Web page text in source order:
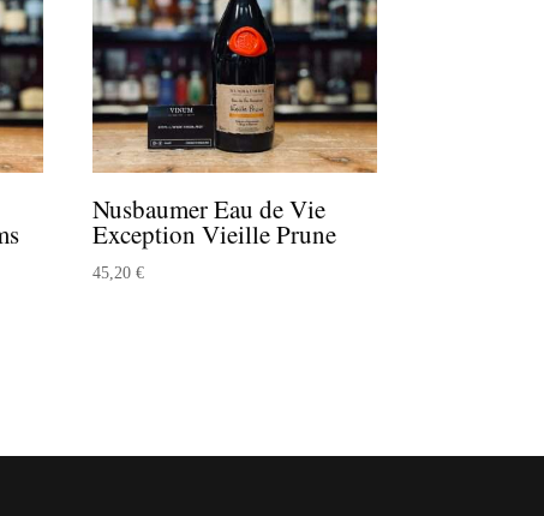
Nusbaumer Eau de Vie
Exception Vieille Prune
45,20€